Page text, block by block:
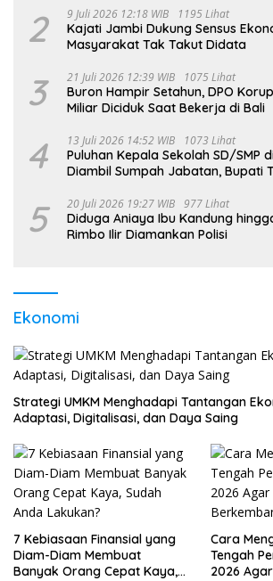
2 9 Juli 2026 12:18 WIB 1195 Lihat
Kajati Jambi Dukung Sensus
Masyarakat Tak Takut Didata
3 21 Juli 2026 12:39 WIB 1075 Lihat
Buron Hampir Setahun, DPO
Miliar Diciduk Saat Bekerja di Bali
4 13 Juli 2026 14:52 WIB 1073 Lihat
Puluhan Kepala Sekolah SD/SMP
Diambil Sumpah Jabatan, Bupati
5 20 Juli 2026 19:27 WIB 977 Lihat
Diduga Aniaya Ibu Kandung
Rimbo Ilir Diamankan Polisi
Ekonomi
Strategi UMKM Menghadapi Tantangan
Adaptasi, Digitalisasi, dan Daya Saing
7 Kebiasaan Finansial yang
Diam-Diam Membuat
Banyak Orang Cepat Kaya,
Cara
Tengah
2026